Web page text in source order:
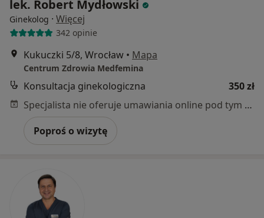
lek. Robert Mydłowski
Ginekolog · Więcej
342 opinie
Kukuczki 5/8, Wrocław • Mapa
Centrum Zdrowia Medfemina
Konsultacja ginekologiczna
350 zł
Specjalista nie oferuje umawiania online pod tym adresem.
Poproś o wizytę